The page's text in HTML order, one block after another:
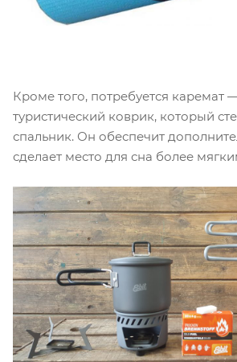
Кроме того, потребуется каремат
туристический коврик, который
спальник. Он обеспечит
сделает место для сна более